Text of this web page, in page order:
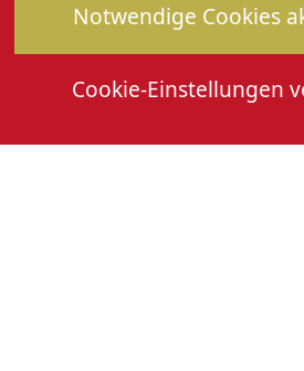
Notwendige Cookies
Cookie-Einstellungen
Die HeimattageDownloads